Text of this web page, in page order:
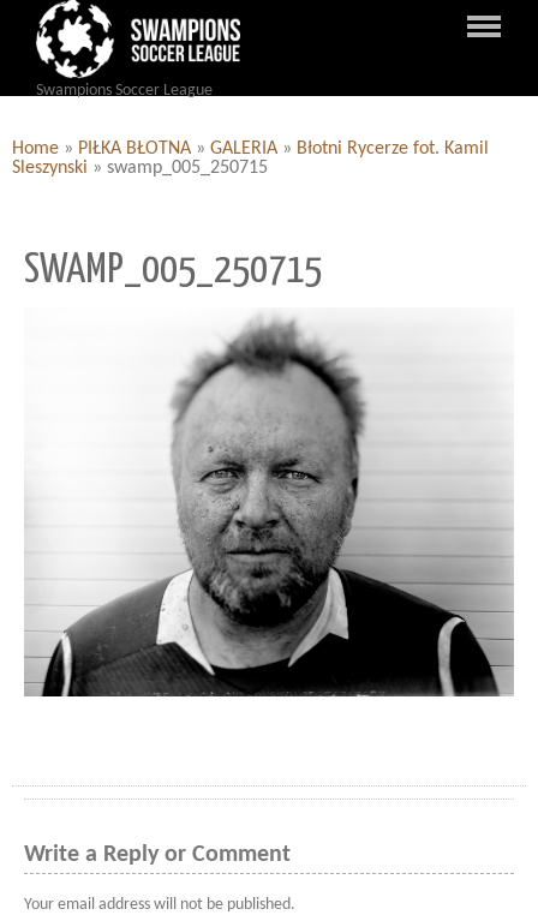
Swampions Soccer League
Home » PIŁKA BŁOTNA » GALERIA » Błotni Rycerze fot. Kamil
Sleszynski » swamp_005_250715
SWAMP_005_250715
Write a Reply or Comment
Your email address will not be published.